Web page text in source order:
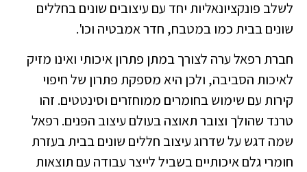
לשלב פונקציונאליות יחד עם עיצובים שונים בחללים
שונים בבית כמו במטבח, חדר אמבטיה וכו'.
חברת רפאל ערה לצורך במתן פתרון איכותי ואינו מזיק
לאיכות הסביבה, ולכן היא מספקת פתרון של חיפוי
קירות עם שימוש בחומרים ממוחזרים וסינטטים. זהו
טרנד שהולך וצובר תאוצה בעולם עיצוב הפנים. רפאל
שמה דגש על שדרוג עיצוב חללים שונים בבית בעזרת
חומרי גלם איכותיים בשביל לייצר עבודה עם תוצאות